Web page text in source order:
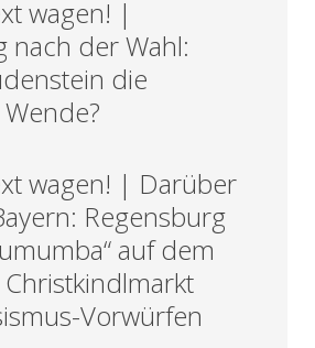
wagen! |
nach der Wahl:
die
wagen! | Darüber
Regensburg
auf dem
Vorwürfen